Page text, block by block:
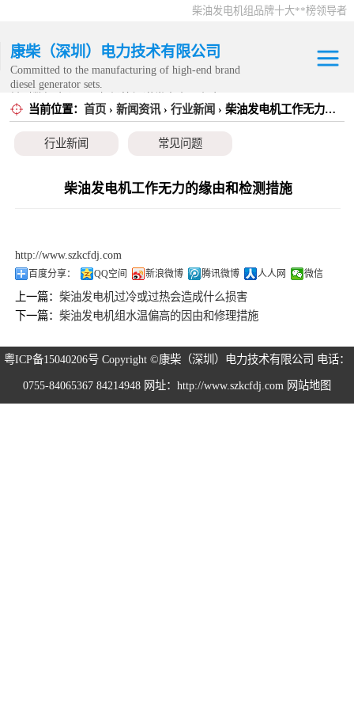
柴油发电机组品牌十大**榜领导者
康柴（深圳）电力技术有限公司
Committed to the manufacturing of high-end brand
diesel generator sets.
务范围内。
当前位置： 首页 › 新闻资讯› 行业新闻 › 柴油发电机工作无力的缘由和检测措施
行业新闻 常见问题
柴油发电机工作无力的缘由和检测措施
http://www.szkcfdj.com
百度分享： QQ空间 新浪微博 腾讯微博 人人网 微信
上一篇：柴油发电机过冷或过热会造成什么损害
下一篇：柴油发电机组水温偏高的因由和修理措施
粤ICP备15040206号 Copyright ©康柴（深圳）电力技术有限公司 电话：
0755-84065367 84214948 网址：http://www.szkcfdj.com 网站地图
康明斯发电机组
静音发电机组
移动发电机组
发电机租赁
CPG原厂整机